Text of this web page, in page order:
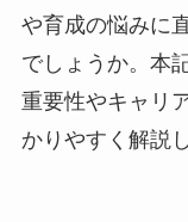
や育成の悩みに
でしょうか。本
重要性やキャリ
かりやすく解説